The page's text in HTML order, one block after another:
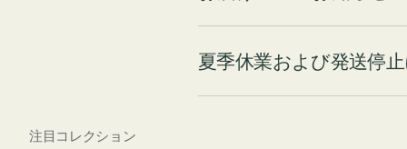
夏季休業および発送停
注目コレクション